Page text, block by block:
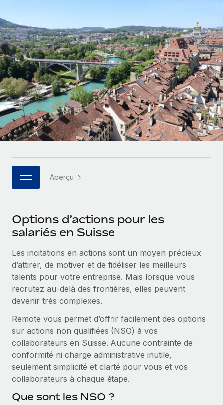
PEO
Sous-traitez les opérations complexes liées à l’emploi
INFRASTRUCTURE
Intégration Remote
Intégrez vos RH aux flux de travail en toute simplicité
Plateforme
Des fonctions RH clés intégrées pour votre équipe
Connectez n'importe quel outil d’IA à Remote grâce à
notre MCP
Rationalisez vos processus avec des outils essentiels
SERVICES
Demandez aux experts
Recevez des conseils d’experts sur les RH à
l’international et la conformité
Contrôles d’antécédents
Simplifiez vos processus de présélection des
candidats
Remote Watchtower
Gardez un temps d’avance sur les risques en
matière de conformité
CROISSANCE
Start-ups
Des solutions agiles et internationales pour les RH et la
paie des entreprises en pleine croissance
Entreprises intermédiaires
Développez vos équipes avec des solutions RH sur
mesure
Entreprise
Les RH à l’international pour les grandes entreprises
Partenaires stratégiques de la tech
Intégrez les RH à l’international de manière flexible
Devenir partenaire
Explorez avec nous vos opportunités de partenariat
Remote Build
Bientôt disponible
Conseil en intégrations et automatisations assistées par
ÉTUDES DE CAS
Comment Weaviate, l'as de l'IA, a développé
ses effectifs de 120 % avec Remote
source et AI-first. Sa mission est...
Calculateur de paiement des freelances
Découvrez les devises disponibles et les vitesses de
paiement pour vos freelances internationaux
APPRENDRE AVEC REMOTE
Recherche et guides
Études de cas
Checklists et modèles
Descriptions de postes
Événements
Données sur les salaires et les talents
Centre de ressources
Voir toutes les ressources
Paie multipays
EOR et PEO
Nederlands
Français
Deutsch
Español
Italiano
Português (Portugal)
日本語
한국어
Aperçu
Options d’actions pour les
salariés en Suisse
Les incitations en actions sont un moyen précieux
d’attirer, de motiver et de fidéliser les meilleurs
talents pour votre entreprise. Mais lorsque vous
recrutez au‑delà des frontières, elles peuvent
devenir très complexes.
Remote vous permet d’offrir facilement des options
sur actions non qualifiées (NSO) à vos
collaborateurs en Suisse. Aucune contrainte de
conformité ni charge administrative inutile,
seulement simplicité et clarté pour vous et vos
collaborateurs à chaque étape.
Que sont les NSO ?